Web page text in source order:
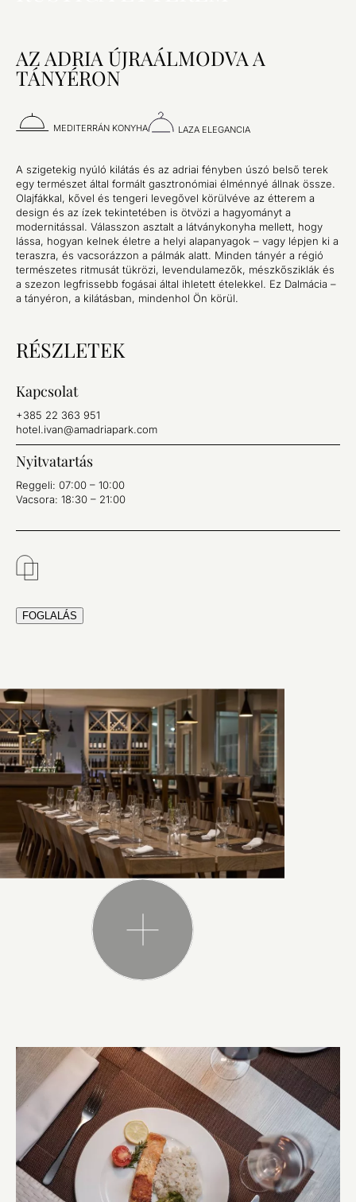
AZ ADRIA ÚJRAÁLMODVA A
TÁNYÉRON
MEDITERRÁN KONYHA LAZA ELEGANCIA
A szigetekig nyúló kilátás és az adriai fényben úszó belső terek
egy természet által formált gasztronómiai élménnyé állnak össze.
Olajfákkal, kővel és tengeri levegővel körülvéve az étterem a
design és az ízek tekintetében is ötvözi a hagyományt a
modernitással. Válasszon asztalt a látványkonyha mellett, hogy
lássa, hogyan kelnek életre a helyi alapanyagok – vagy lépjen ki a
teraszra, és vacsorázzon a pálmák alatt. Minden tányér a régió
természetes ritmusát tükrözi, levendulamezők, mészkősziklák és
a szezon legfrissebb fogásai által ihletett ételekkel. Ez Dalmácia –
a tányéron, a kilátásban, mindenhol Ön körül.
RÉSZLETEK
Kapcsolat
+385 22 363 951
hotel.ivan@amadriapark.com
Nyitvatartás
Reggeli: 07:00 – 10:00
Vacsora: 18:30 – 21:00
FOGLALÁS